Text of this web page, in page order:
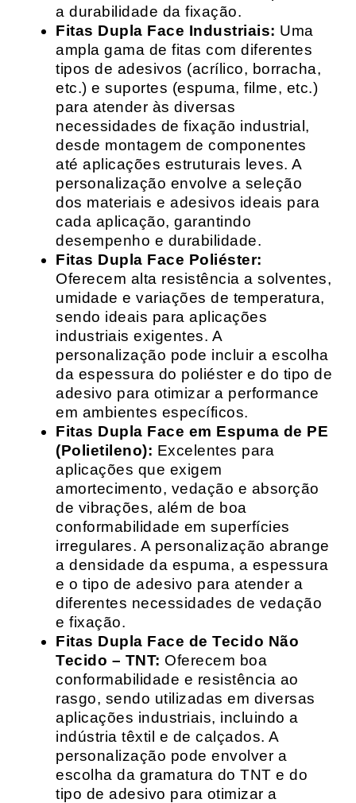
a durabilidade da fixação.
Fitas Dupla Face Industriais: Uma
ampla gama de fitas com diferentes
tipos de adesivos (acrílico, borracha,
etc.) e suportes (espuma, filme, etc.)
para atender às diversas
necessidades de fixação industrial,
desde montagem de componentes
até aplicações estruturais leves. A
personalização envolve a seleção
dos materiais e adesivos ideais para
cada aplicação, garantindo
desempenho e durabilidade.
Fitas Dupla Face Poliéster:
Oferecem alta resistência a solventes,
umidade e variações de temperatura,
sendo ideais para aplicações
industriais exigentes. A
personalização pode incluir a escolha
da espessura do poliéster e do tipo de
adesivo para otimizar a performance
em ambientes específicos.
Fitas Dupla Face em Espuma de PE
(Polietileno): Excelentes para
aplicações que exigem
amortecimento, vedação e absorção
de vibrações, além de boa
conformabilidade em superfícies
irregulares. A personalização abrange
a densidade da espuma, a espessura
e o tipo de adesivo para atender a
diferentes necessidades de vedação
e fixação.
Fitas Dupla Face de Tecido Não
Tecido – TNT: Oferecem boa
conformabilidade e resistência ao
rasgo, sendo utilizadas em diversas
aplicações industriais, incluindo a
indústria têxtil e de calçados. A
personalização pode envolver a
escolha da gramatura do TNT e do
tipo de adesivo para otimizar a